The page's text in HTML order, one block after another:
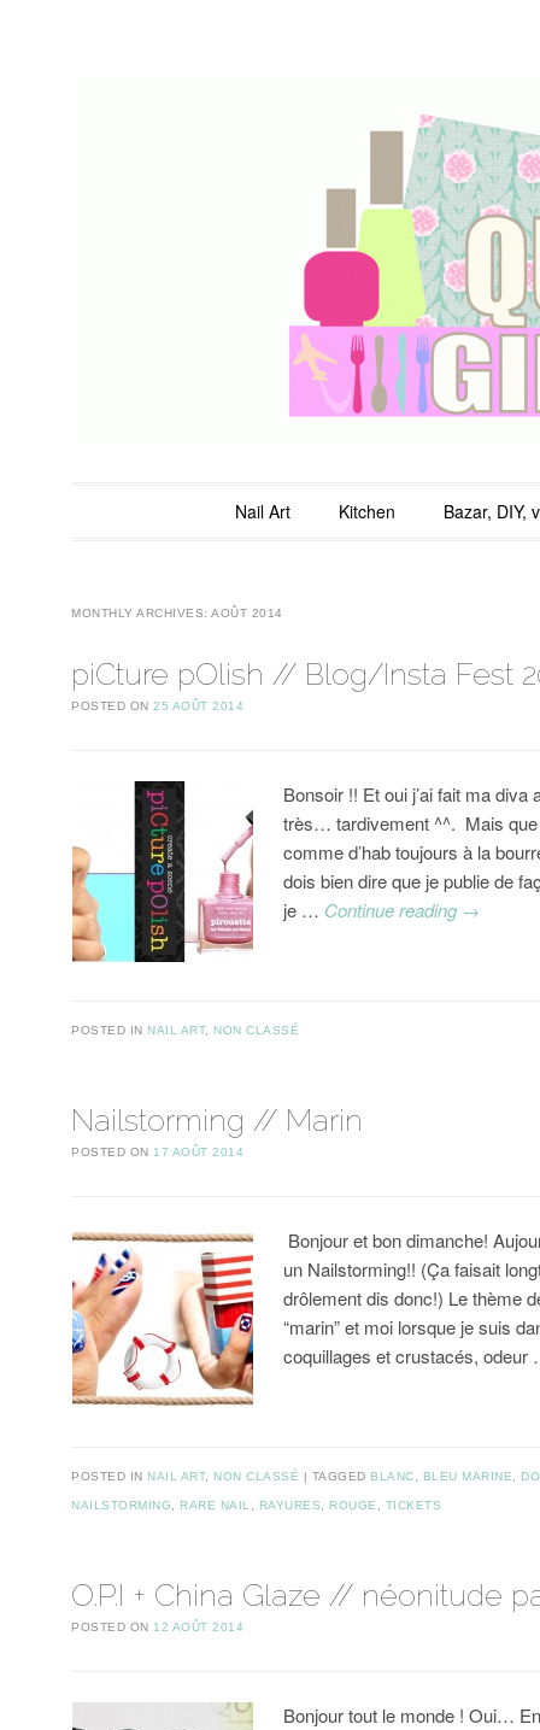
QuicheGirl
Nail Art Kitchen Bazar, DIY,
MONTHLY ARCHIVES:AOÛT 2014
piCture pOlish // Blog/Insta Fest
POSTED ON25 AOÛT 2014
Bonsoir !! Et oui j’ai fait ma diva
très… tardivement ^^. Mais
comme d’hab toujours à la
dois bien dire que je publie de
je … Continue reading →
POSTED IN NAIL ART, NON CLASSÉ
Nailstorming // Marin
POSTED ON 17 AOÛT 2014
Bonjour et bon dimanche!
un Nailstorming!! (Ça faisait
drôlement dis donc!) Le thème
“marin” et moi lorsque je suis
coquillages et crustacés,
POSTED IN NAIL ART, NON CLASSÉ TAGGED BLANC BLEU MARINE
NAILSTORMING RARE NAIL RAYURES ROUGE TICKETS
O.P.I + China Glaze // néonitude
POSTED ON 12 AOÛT 2014
Bonjour tout le monde ! Oui…